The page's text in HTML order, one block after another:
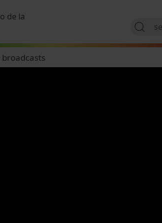
de la
broadcasts